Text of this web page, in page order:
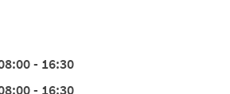
- 16:30
- 16:30